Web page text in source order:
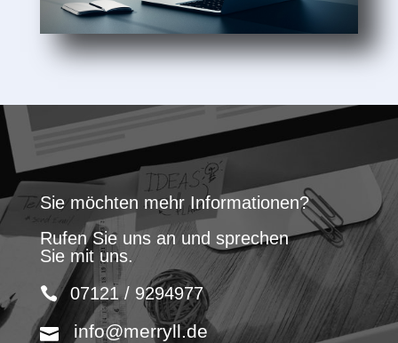
Sie möchten mehr Informationen?
Rufen Sie uns an und sprechen
Sie mit uns.
07121 / 9294977
info@merryll.de